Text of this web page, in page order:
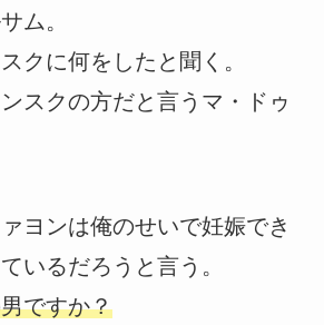
ム。
クに何をしたと聞く。
スクの方だと言うマ・ドゥ
ヨンは俺のせいで妊娠でき
いるだろうと言う。
ですか？